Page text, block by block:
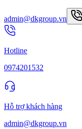
admin@dkgroup.vn
Hotline
0974201532
Hỗ trợ khách hàng
admin@dkgroup.vn